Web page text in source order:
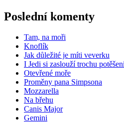
Poslední komenty
Tam, na moři
Knoflík
Jak důležité je míti veverku
I Jedi si zaslouží trochu
Otevřené moře
Proměny pana Simpsona
Mozzarella
Na břehu
Canis Major
Gemini